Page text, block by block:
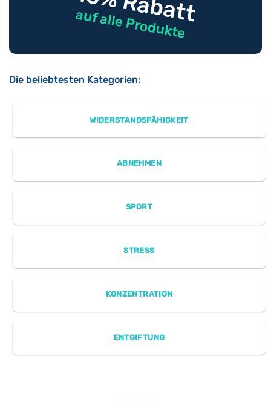
auf alle Produkte
Die beliebtesten Kategorien:
WIDERSTANDSFÄHIGKEIT
ABNEHMEN
SPORT
STRESS
KONZENTRATION
ENTGIFTUNG